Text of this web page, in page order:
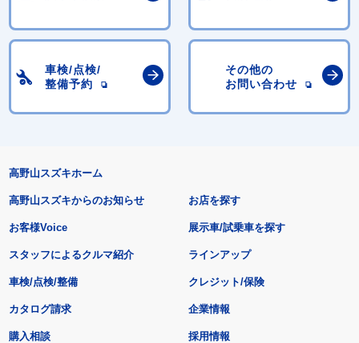
車検/点検/
整備予約
その他の
お問い合わせ
高野山スズキホーム
高野山スズキからのお知らせ
お客様Voice
スタッフによるクルマ紹介
お店を探す
展示車/試乗車を探す
ラインアップ
車検/点検/整備 クレジット/保険
カタログ請求
購入相談
企業情報
採用情報